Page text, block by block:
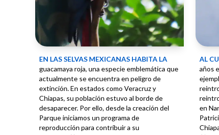
En las selvas mexicanas habita la
guacamaya roja, una especie emblemática que
actualmente se encuentra en peligro de
extinción. En estados como Veracruz y
Chiapas, su población estuvo al borde de
desaparecer. Por ello, desde la creación del
Parque iniciamos un programa de
reproducción para contribuir a su
Al
años
en